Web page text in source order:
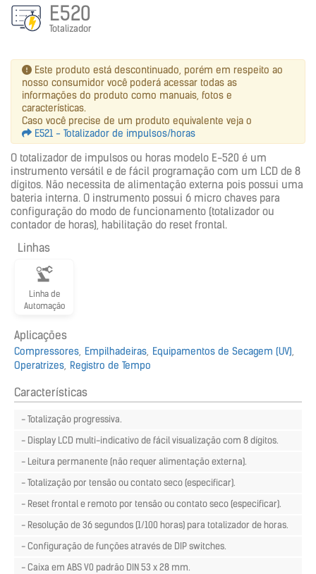
E520
Totalizador
Este produto está descontinuado, porém em respeito ao
nosso consumidor você poderá acessar todas as
informações do produto como manuais, fotos e
características.
Caso você precise de um produto equivalente veja o
E521 - Totalizador de impulsos/horas
O totalizador de impulsos ou horas modelo E-520 é um
instrumento versátil e de fácil programação com um LCD de 8
dígitos. Não necessita de alimentação externa pois possui uma
bateria interna. O instrumento possui 6 micro chaves para
configuração do modo de funcionamento (totalizador ou
contador de horas), habilitação do reset frontal.
Linhas
Linha de
Automação
Aplicações
Compressores Empilhadeiras Equipamentos de Secagem (UV)
Operatrizes Registro de Tempo
Características
- Totalização progressiva.
- Display LCD multi-indicativo de fácil visualização com 8 dígitos.
- Leitura permanente (não requer alimentação externa).
- Totalização por tensão ou contato seco (especificar).
- Reset frontal e remoto por tensão ou contato seco (especificar).
- Resolução de 36 segundos (1/100 horas) para totalizador de horas.
- Configuração de funções através de DIP switches.
- Caixa em ABS V0 padrão DIN 53 x 28 mm.